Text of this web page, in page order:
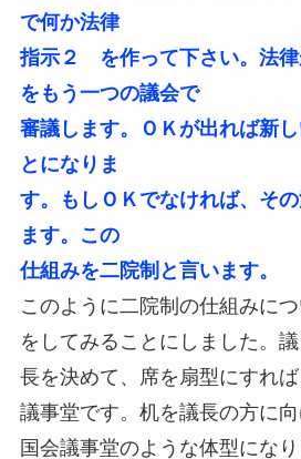
で何か法律
指示２ を作って下さい。法律
をもう一つの議会で
審議します。ＯＫが出れば新
とになりま
す。もしＯＫでなければ、そ
ます。この
仕組みを二院制と言います。
このように二院制の仕組みに
をしてみることにしました。議
長を決めて、席を扇型にすれ
議事堂です。机を議長の方に
国会議事堂のような体型にな